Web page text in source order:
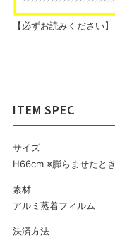
【必ずお読みください】
サイズ
H66cm ※膨らませたとき
素材
アルミ蒸着フィルム
決済方法